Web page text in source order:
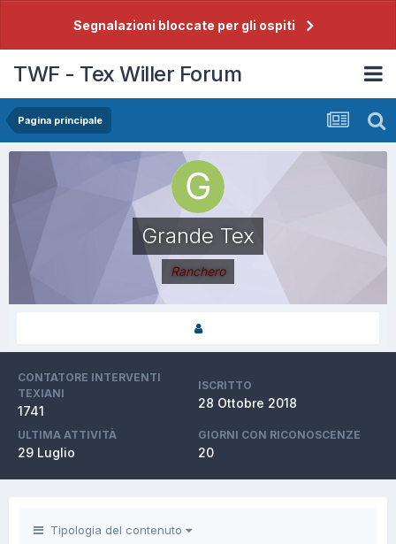
Segnalazioni bloccate per gli ospiti
TWF - Tex Willer Forum
Pagina principale
Grande Tex
Ranchero
CONTATORE INTERVENTI
TEXIANI
1741
ISCRITTO
28 Ottobre 2018
ULTIMA ATTIVITÀ
29 Luglio
GIORNI CON RICONOSCENZE
20
Tipologia del contenuto